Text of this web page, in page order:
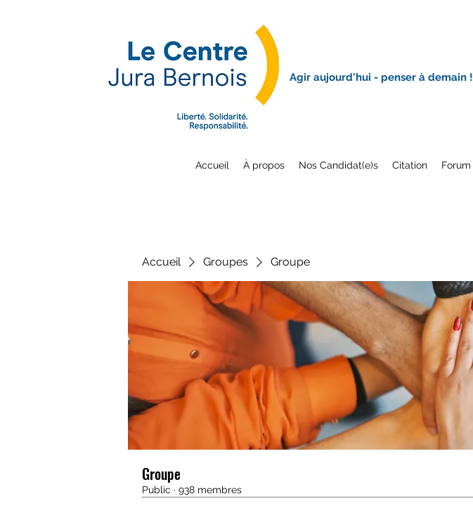
Agir aujourd'hui - penser à demain !
Accueil À propos Nos Candidat(e)s Citation Forum
Accueil Groupes Groupe
Groupe
Public · 938 membres